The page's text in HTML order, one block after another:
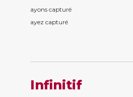
ayons capturé
ayez capturé
Infinitif